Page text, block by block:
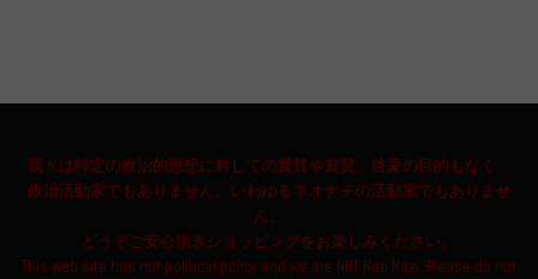
我々は特定の政治的思想に対しての翼賛や賞賛、啓蒙の目的もなく、
政治活動家でもありません。いわゆるネオナチの活動家でもありませ
ん。
どうぞご安心頂きショッピングをお楽しみください。
This web site has not political policy and we are NOT Neo Nazi. Please do not